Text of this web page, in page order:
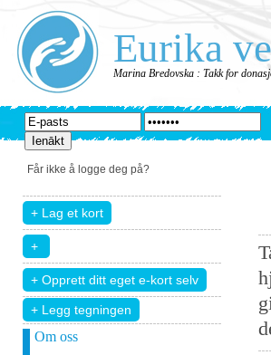
Eurika
Marina Bredovska : Takk for
Får ikke å logge deg på?
+ Legg tegningen
Om oss